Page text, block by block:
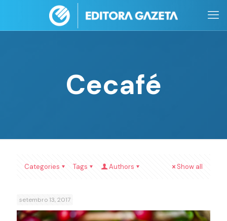
Cecafé
Categories Tags Authors Show all
setembro 13, 2017